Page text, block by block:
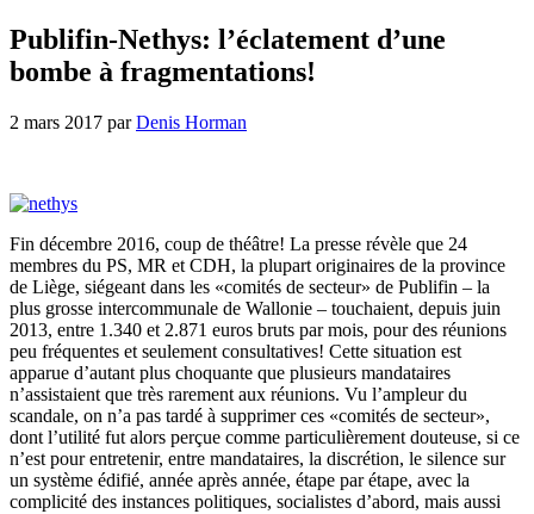
Publifin-Nethys: l’éclatement d’une
bombe à fragmentations!
2 mars 2017 parDenis Horman
Fin décembre 2016, coup de théâtre! La presse révèle que 24
membres du PS, MR et CDH, la plupart originaires de la province
de Liège, siégeant dans les «comités de secteur» de Publifin – la
plus grosse intercommunale de Wallonie – touchaient, depuis juin
2013, entre 1.340 et 2.871 euros bruts par mois, pour des réunions
peu fréquentes et seulement consultatives! Cette situation est
apparue d’autant plus choquante que plusieurs mandataires
n’assistaient que très rarement aux réunions. Vu l’ampleur du
scandale, on n’a pas tardé à supprimer ces «comités de secteur»,
dont l’utilité fut alors perçue comme particulièrement douteuse, si ce
n’est pour entretenir, entre mandataires, la discrétion, le silence sur
un système édifié, année après année, étape par étape, avec la
complicité des instances politiques, socialistes d’abord, mais aussi